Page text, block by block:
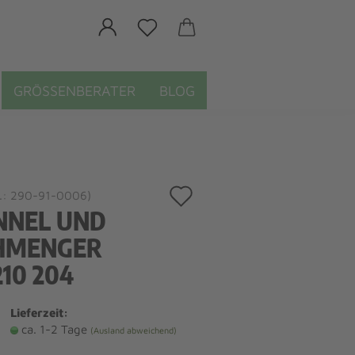
GRÖSSENBERATER BLOG
290-91-0006)
UND
204
Lieferzeit:
ca. 1-2 Tage (Ausland abweichend)